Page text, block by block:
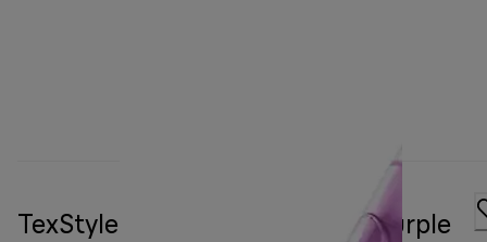
TexStyle 3 Steam iron SI 3030 Purple